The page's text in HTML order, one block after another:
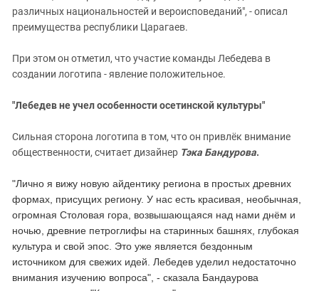
различных национальностей и вероисповеданий", - описал
преимущества республики Царагаев.
При этом он отметил, что участие команды Лебедева в
создании логотипа - явление положительное.
"Лебедев не учел особенности осетинской культуры"
Сильная сторона логотипа в том, что он привлёк внимание
общественности, считает дизайнер Тэка Бандурова.
"Лично я вижу новую айдентику региона в простых древних
формах, присущих региону. У нас есть красивая, необычная,
огромная Столовая гора, возвышающаяся над нами днём и
ночью, древние петроглифы на старинных башнях, глубокая
культура и свой эпос. Это уже является бездонным
источником для свежих идей. Лебедев уделил недостаточно
внимания изучению вопроса", - сказала Бандаурова